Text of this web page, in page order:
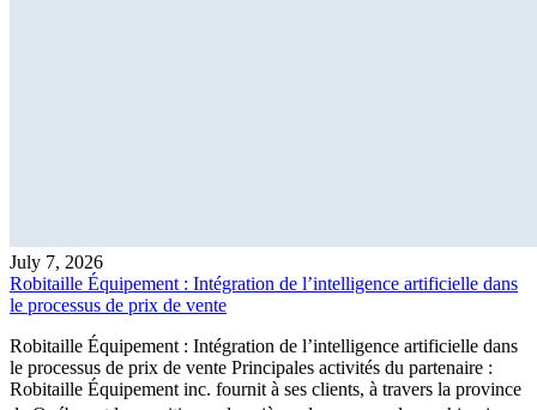
July 7, 2026
Robitaille Équipement : Intégration de l’intelligence artificielle dans
le processus de prix de vente
Robitaille Équipement : Intégration de l’intelligence artificielle dans
le processus de prix de vente Principales activités du partenaire :
Robitaille Équipement inc. fournit à ses clients, à travers la province